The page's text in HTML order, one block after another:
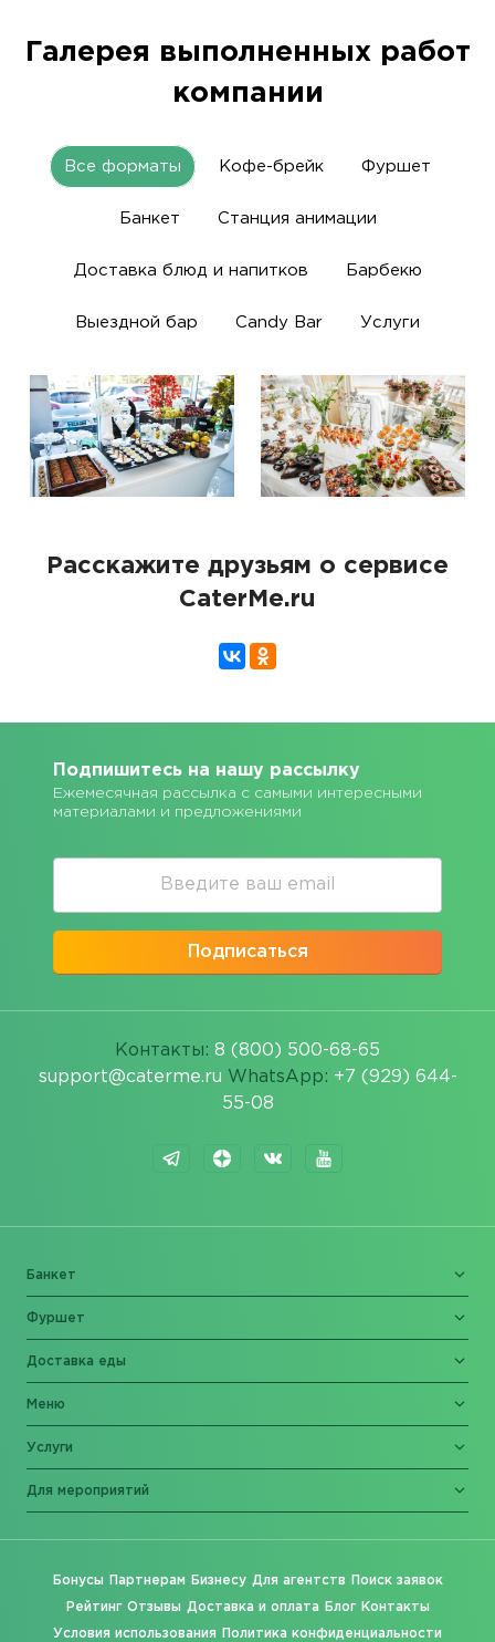
Галерея выполненных работ
компании
Все форматы Кофе-брейк Фуршет
Банкет Станция анимации
Доставка блюд и напитков Барбекю
Выездной бар Candy Bar Услуги
Расскажите друзьям о сервисе
CaterMe.ru
Подпишитесь на нашу рассылку
Ежемесячная рассылка с самыми интересными
материалами и предложениями
Подписаться
Контакты: 8 (800) 500-68-65
support@caterme.ru WhatsApp: +7 (929) 644-
55-08
Банкет
Фуршет
Доставка еды
Меню
Услуги
Для мероприятий
Бонусы Партнерам Бизнесу Для агентств Поиск заявок
Рейтинг Отзывы Доставка и оплата Блог Контакты
Условия использования Политика конфиденциальности